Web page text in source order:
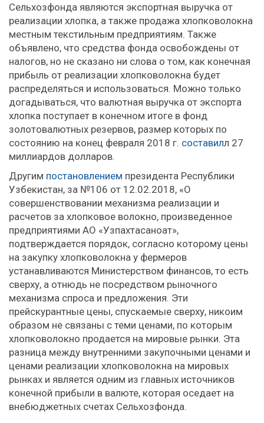
Сельхозфонда являются экспортная выручка от
реализации хлопка, а также продажа хлопковолокна
местным текстильным предприятиям. Также
объявлено, что средства фонда освобождены от
налогов, но не сказано ни слова о том, как конечная
прибыль от реализации хлопковолокна будет
распределяться и использоваться. Можно только
догадываться, что валютная выручка от экспорта
хлопка поступает в конечном итоге в фонд
золотовалютных резервов, размер которых по
состоянию на конец февраля 2018 г. составилл 27
миллиардов долларов.
Другим постановлением президента Республики
Узбекистан, за №106 от 12.02.2018, «О
совершенствовании механизма реализации и
расчетов за хлопковое волокно, произведенное
предприятиями АО «Узпахтасаноат»,
подтверждается порядок, согласно которому цены
на закупку хлопковолокна у фермеров
устанавливаются Министерством финансов, то есть
сверху, а отнюдь не посредством рыночного
механизма спроса и предложения. Эти
прейскурантные цены, спускаемые сверху, никоим
образом не связаны с теми ценами, по которым
хлопковолокно продается на мировые рынки. Эта
разница между внутренними закупочными ценами и
ценами реализации хлопковолокна на мировых
рынках и является одним из главных источников
конечной прибыли в валюте, которая оседает на
внебюджетных счетах Сельхозфонда.